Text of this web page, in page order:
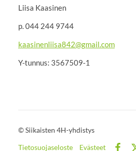
Liisa Kaasinen
p. 044 244 9744
kaasinenliisa842@gmail.com
Y-tunnus: 3567509-1
©Siikaisten 4H-yhdistys
Tietosuojaseloste Evästeet